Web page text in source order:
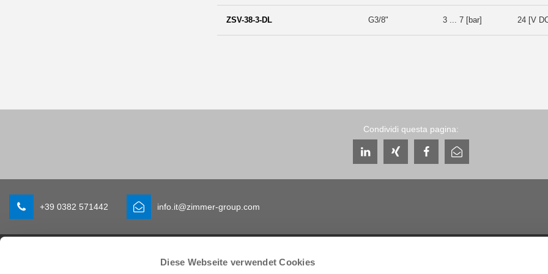
Diese Webseite verwendet Cookies
ZSV-38-3-DL G3/8" 3 ... 7 [bar] 24 [V
Condividi questa pagina:
+39 0382 571442 info.it@zimmer-group.com